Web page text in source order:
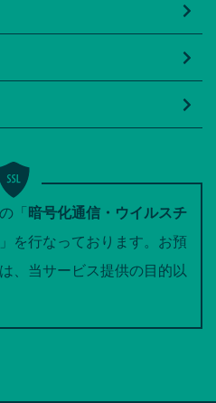
「暗号化通信・ウイルスチ
」を行なっております。お預
、当サービス提供の目的以